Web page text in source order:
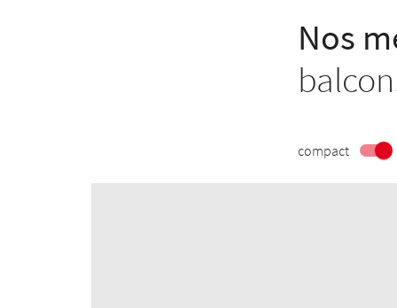
Nos
compact